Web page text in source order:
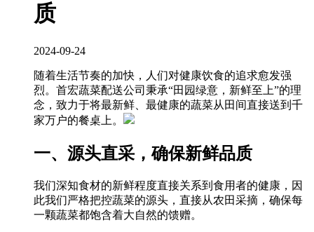
质
2024-09-24
随着生活节奏的加快，人们对健康饮食的追求愈发强
烈。首宏蔬菜配送公司秉承“田园绿意，新鲜至上”的理
念，致力于将最新鲜、最健康的蔬菜从田间直接送到千
家万户的餐桌上。
一、源头直采，确保新鲜品质
我们深知食材的新鲜程度直接关系到食用者的健康，因
此我们严格把控蔬菜的源头，直接从农田采摘，确保每
一颗蔬菜都饱含着大自然的馈赠。